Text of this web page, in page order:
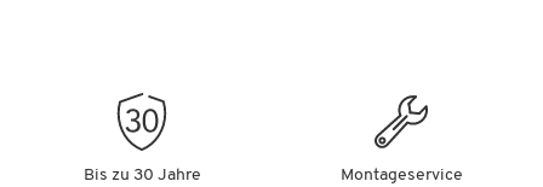
Bis zu 30 Jahre
Montageservice